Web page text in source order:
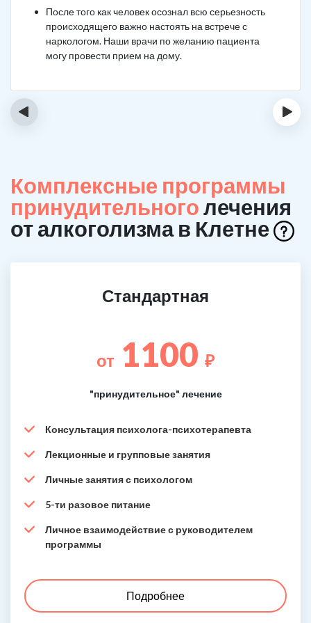
После того как человек осознал всю серьезность
происходящего важно настоять на встрече с
наркологом. Наши врачи по желанию пациента
могу провести прием на дому.
‹ ›
Комплексные программы
принудительноголечения
от алкоголизма в Клетне
Стандартная
от 1100 ₽
"принудительное" лечение
Консультация психолога-психотерапевта
Лекционные и групповые занятия
Личные занятия с психологом
5-ти разовое питание
Личное взаимодействие с руководителем
программы
Подробнее